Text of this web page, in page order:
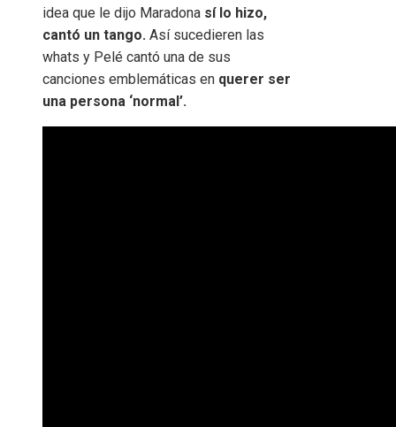
idea que le dijo Maradona sí lo hizo,
cantó un tango. Así sucedieren las
whats y Pelé cantó una de sus
canciones emblemáticas en querer ser
una persona ‘normal’.